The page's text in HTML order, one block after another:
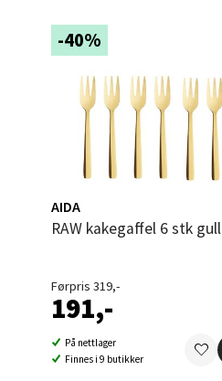
-40%
AIDA
RAW kakegaffel 6 stk gull
Førpris 319,-
191,-
På nettlager
Finnes i 9 butikker